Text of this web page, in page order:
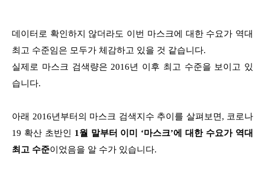
데이터로 확인하지 않더라도 이번 마스크에 대한 수요가 역대
최고 수준임은 모두가 체감하고 있을 것 같습니다.
실제로 마스크 검색량은 2016년 이후 최고 수준을 보이고 있
습니다.
아래 2016년부터의 마스크 검색지수 추이를 살펴보면, 코로나
19 확산 초반인 1월 말부터 이미 ‘마스크’에 대한 수요가 역대
최고 수준이었음을 알 수가 있습니다.